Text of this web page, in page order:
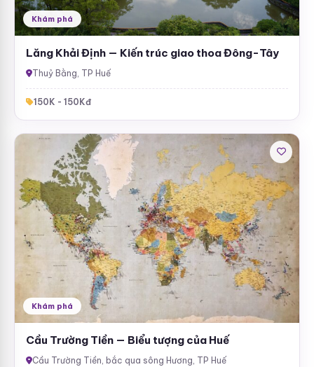
Khám phá
Lăng Khải Định — Kiến trúc giao thoa Đông-Tây
Thuỷ Bằng, TP Huế
150K - 150Kđ
Khám phá
Cầu Trường Tiền — Biểu tượng của Huế
Cầu Trường Tiền, bắc qua sông Hương, TP Huế